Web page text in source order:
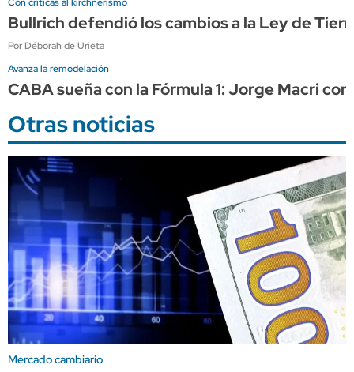
Bullrich defendió los cambios a la Ley de
Por Déborah de Urieta
Avanza la remodelación
CABA sueña con la Fórmula 1: Jorge Macri
Otras noticias
Mercado cambiario